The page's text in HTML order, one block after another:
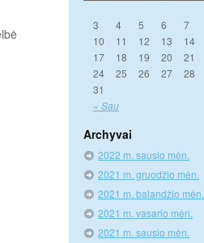
« Sau
3
4 5 6 7
10
11 12 13 14
17
18 19 20 21
24
25 26 27 28
31
Archyvai
2022 m. sausio mėn.
2021 m. gruodžio mėn.
2021 m. balandžio mėn.
2021 m. vasario mėn.
2021 m. sausio mėn.